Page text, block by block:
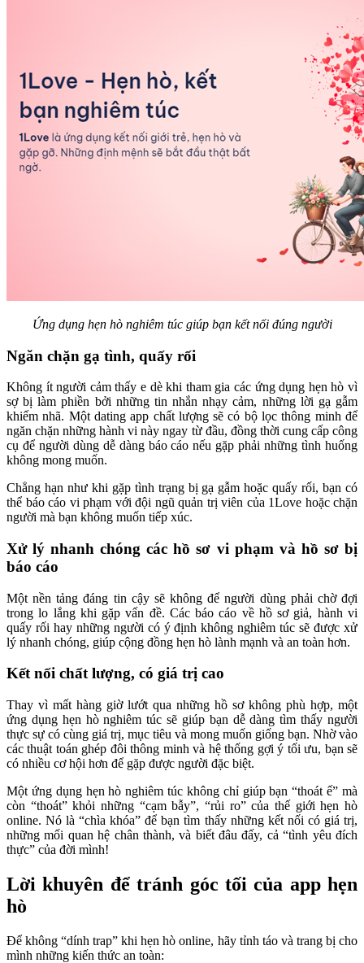
Ứng dụng hẹn hò nghiêm túc giúp bạn kết nối đúng người
Ngăn chặn gạ tình, quấy rối
Không ít người cảm thấy e dè khi tham gia các ứng dụng hẹn hò vì
sợ bị làm phiền bởi những tin nhắn nhạy cảm, những lời gạ gẫm
khiếm nhã. Một dating app chất lượng sẽ có bộ lọc thông minh để
ngăn chặn những hành vi này ngay từ đầu, đồng thời cung cấp công
cụ để người dùng dễ dàng báo cáo nếu gặp phải những tình huống
không mong muốn.
Chẳng hạn như khi gặp tình trạng bị gạ gẫm hoặc quấy rối, bạn có
thể báo cáo vi phạm với đội ngũ quản trị viên của 1Love hoặc chặn
người mà bạn không muốn tiếp xúc.
Xử lý nhanh chóng các hồ sơ vi phạm và hồ sơ bị
báo cáo
Một nền tảng đáng tin cậy sẽ không để người dùng phải chờ đợi
trong lo lắng khi gặp vấn đề. Các báo cáo về hồ sơ giả, hành vi
quấy rối hay những người có ý định không nghiêm túc sẽ được xử
lý nhanh chóng, giúp cộng đồng hẹn hò lành mạnh và an toàn hơn.
Kết nối chất lượng, có giá trị cao
Thay vì mất hàng giờ lướt qua những hồ sơ không phù hợp, một
ứng dụng hẹn hò nghiêm túc sẽ giúp bạn dễ dàng tìm thấy người
thực sự có cùng giá trị, mục tiêu và mong muốn giống bạn. Nhờ vào
các thuật toán ghép đôi thông minh và hệ thống gợi ý tối ưu, bạn sẽ
có nhiều cơ hội hơn để gặp được người đặc biệt.
Một ứng dụng hẹn hò nghiêm túc không chỉ giúp bạn “thoát ế” mà
còn “thoát” khỏi những “cạm bẫy”, “rủi ro” của thế giới hẹn hò
online. Nó là “chìa khóa” để bạn tìm thấy những kết nối có giá trị,
những mối quan hệ chân thành, và biết đâu đấy, cả “tình yêu đích
thực” của đời mình!
Lời khuyên để tránh góc tối của app hẹn
hò
Để không “dính trap” khi hẹn hò online, hãy tỉnh táo và trang bị cho
mình những kiến thức an toàn: